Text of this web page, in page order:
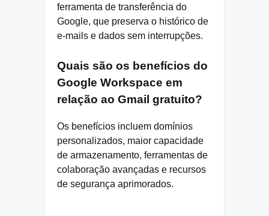
ferramenta de transferência do
Google, que preserva o histórico de
e-mails e dados sem interrupções.
Quais são os benefícios do
Google Workspace em
relação ao Gmail gratuito?
Os benefícios incluem domínios
personalizados, maior capacidade
de armazenamento, ferramentas de
colaboração avançadas e recursos
de segurança aprimorados.